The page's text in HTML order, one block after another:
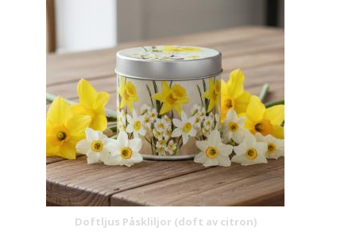
Doftljus Påskliljor (doft av citron)